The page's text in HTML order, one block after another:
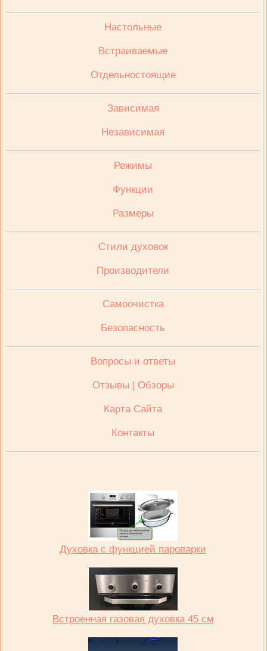
Настольные
Встраиваемые
Отдельностоящие
Зависимая
Независимая
Режимы
Функции
Размеры
Стили духовок
Производители
Cамоочистка
Безопасность
Вопросы и ответы
Отзывы | Обзоры
Карта Сайта
Контакты
Духовка с функцией пароварки
Встроенная газовая духовка 45 см